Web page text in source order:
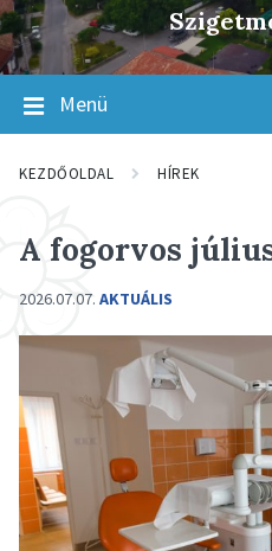
Menü
KEZDŐOLDAL HÍREK
A fogorvos
2026.07.07. AKTUÁLIS